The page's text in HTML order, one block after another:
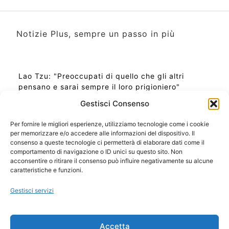
Gestisci Consenso
Per fornire le migliori esperienze, utilizziamo tecnologie come i cookie
per memorizzare e/o accedere alle informazioni del dispositivo. Il
consenso a queste tecnologie ci permetterà di elaborare dati come il
comportamento di navigazione o ID unici su questo sito. Non
acconsentire o ritirare il consenso può influire negativamente su alcune
caratteristiche e funzioni.
Gestisci servizi
Accetta
Notizie Plus, sempre un passo in più
Lao Tzu: "Preoccupati di quello che gli altri
pensano e sarai sempre il loro prigioniero"
Ora Esatta in Italia in questo momento
Ti Senti Strano Ultimamente? Potrebbe Essere per
la Risonanza di Schumann
Come Sapere Se Stai Ascendendo alla Quinta
Copyright 2026 NotiziePlus.com